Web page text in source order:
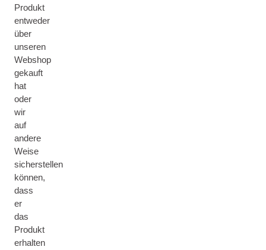
Produkt
entweder
über
unseren
Webshop
gekauft
hat
oder
wir
auf
andere
Weise
sicherstellen
können,
dass
er
das
Produkt
erhalten